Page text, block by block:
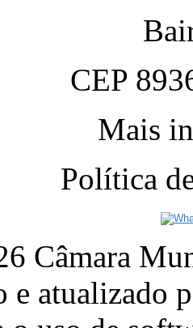
CEP
Mais
Política
Câmara
e atualizado